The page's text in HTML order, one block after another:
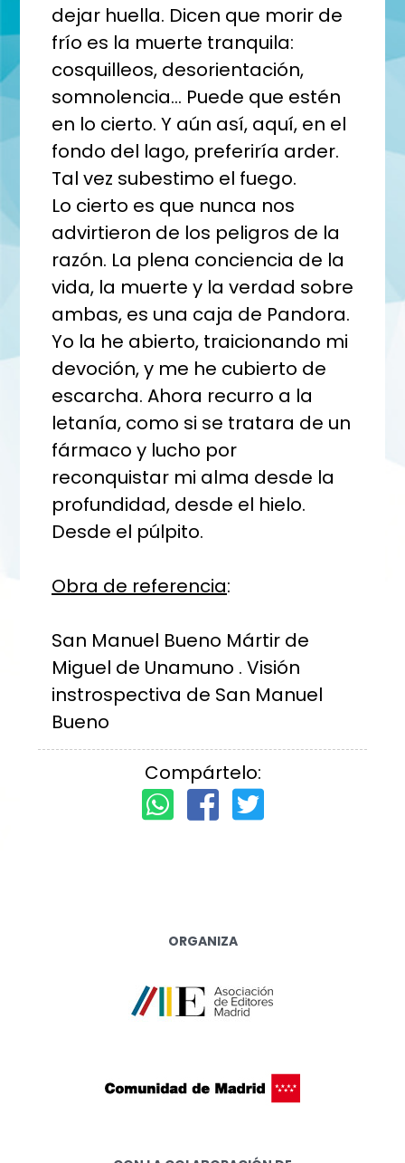
dejar huella. Dicen que morir de
frío es la muerte tranquila:
cosquilleos, desorientación,
somnolencia... Puede que estén
en lo cierto. Y aún así, aquí, en el
fondo del lago, preferiría arder.
Tal vez subestimo el fuego.
Lo cierto es que nunca nos
advirtieron de los peligros de la
razón. La plena conciencia de la
vida, la muerte y la verdad sobre
ambas, es una caja de Pandora.
Yo la he abierto, traicionando mi
devoción, y me he cubierto de
escarcha. Ahora recurro a la
letanía, como si se tratara de un
fármaco y lucho por
reconquistar mi alma desde la
profundidad, desde el hielo.
Desde el púlpito.
Obra de referencia:
San Manuel Bueno Mártir de
Miguel de Unamuno . Visión
instrospectiva de San Manuel
Bueno
Compártelo:
ORGANIZA